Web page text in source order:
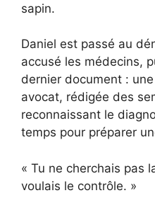
sapin.
Daniel est passé au
accusé les médecins,
dernier document :
avocat, rédigée des
reconnaissant le
temps pour préparer
« Tu ne cherchais pas
voulais le contrôle. »